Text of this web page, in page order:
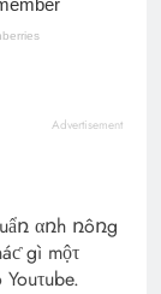
Advertisement
αռh ռôռg
gì mộτ